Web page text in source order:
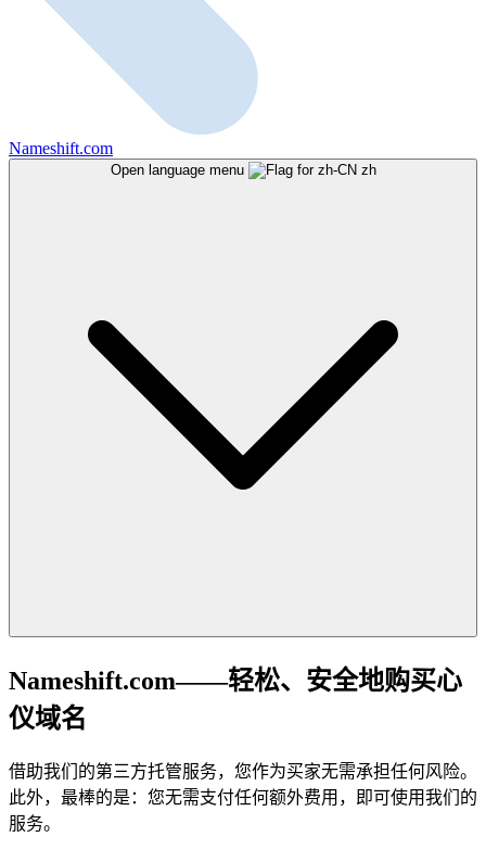
Nameshift.com
Open language menu zh
Nameshift.com——轻松、安全地购买心
仪域名
借助我们的第三方托管服务，您作为买家无需承担任何风险。
此外，最棒的是：您无需支付任何额外费用，即可使用我们的
服务。